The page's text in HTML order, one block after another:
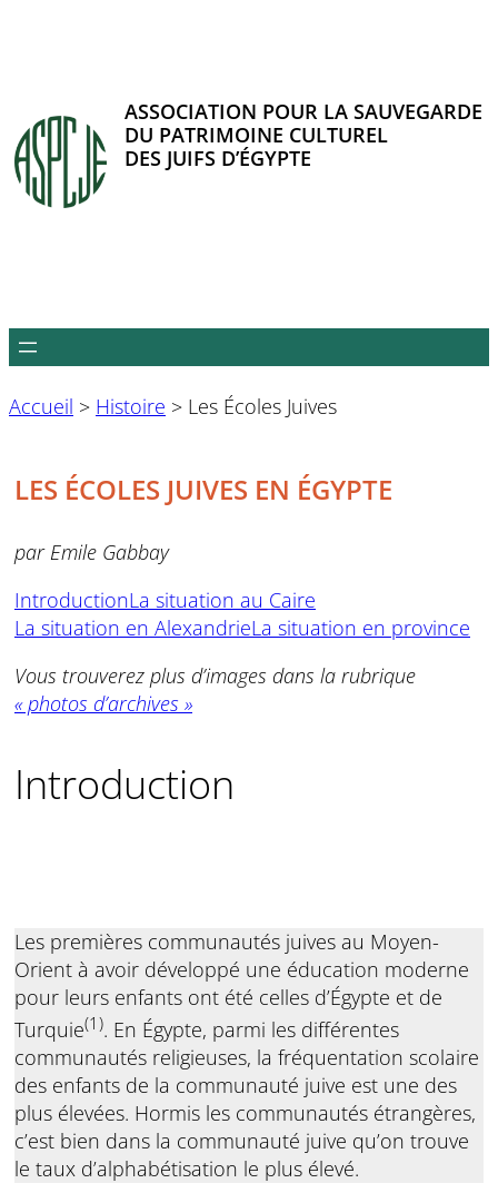
ASSOCIATION POUR LA SAUVEGARDE
DU PATRIMOINE CULTUREL
DES JUIFS D’ÉGYPTE
Accueil > Histoire > Les Écoles Juives
LES ÉCOLES JUIVES EN ÉGYPTE
par Emile Gabbay
IntroductionLa situation au Caire
La situation en AlexandrieLa situation en province
Vous trouverez plus d’images dans la rubrique
« photos d’archives »
Introduction
Les premières communautés juives au Moyen-
Orient à avoir développé une éducation moderne
pour leurs enfants ont été celles d’Égypte et de
Turquie(1). En Égypte, parmi les différentes
communautés religieuses, la fréquentation scolaire
des enfants de la communauté juive est une des
plus élevées. Hormis les communautés étrangères,
c’est bien dans la communauté juive qu’on trouve
le taux d’alphabétisation le plus élevé.